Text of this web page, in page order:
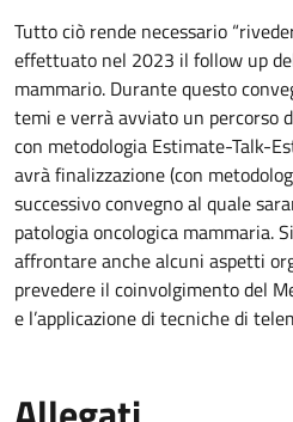
Tutto ciò rende necessario
effettuato nel 2023 il follow up
mammario. Durante questo
temi e verrà avviato un percorso
con metodologia Estimate-Talk-
avrà finalizzazione (con
successivo convegno al quale
patologia oncologica mammaria.
affrontare anche alcuni aspetti
prevedere il coinvolgimento del
e l’applicazione di tecniche di